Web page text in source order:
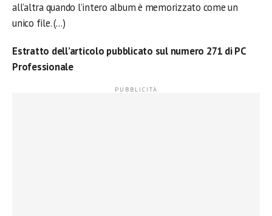
all’altra quando l’intero album è memorizzato come un
unico file. (…)
Estratto dell’articolo pubblicato sul numero 271 di PC
Professionale